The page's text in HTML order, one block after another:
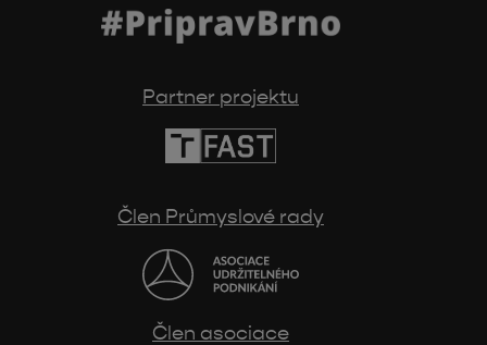
Partner projektu
Člen Průmyslové rady
Člen asociace